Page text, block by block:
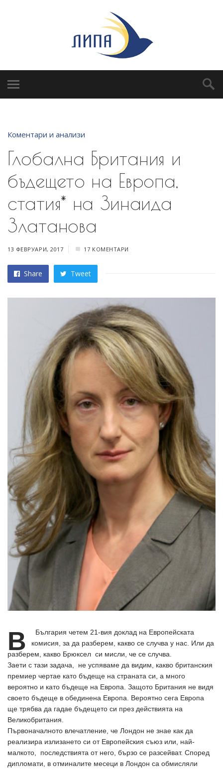
Коментари и анализи
Глобална Британия и
бъдещето на Европа,
статия* на Зинаида
Златанова
13 ФЕВРУАРИ, 2017 17 КОМЕНТАРИ
Share Tweet
В
България четем 21-вия доклад на Европейската
комисия, за да разберем, какво се случва у нас. Или да
разберем, какво Брюксел си мисли, че се случва.
Заети с тази задача, не успяваме да видим, какво британския
премиер чертае като бъдеще на страната си, а много
вероятно и като бъдеще на Европа. Защото Британия не видя
своето бъдеще в обединена Европа. Вероятно сега Европа
ще трябва да гадае бъдещето си през действията на
Великобритания.
Първоначалното влечатление, че Лондон не знае как да
реализира излизането си от Европейския съюз или, най-
малкото, последствията от него, бързо се разсейват. Според
дипломати, в отминалите месеци в Лондон са обмисляли